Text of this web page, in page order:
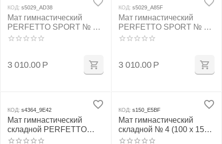
КОД: s5029_AD38
Мат гимнастический
PERFETTO SPORT № 2
(100 х 100 х 10) см сине/
3 010.00 Р
КОД: s5029_A85F
Мат гимнастический
PERFETTO SPORT № 2
(100 х 100 х 10) см
3 010.00 Р
КОД: s4364_9E42
Мат гимнастический
складной PERFETTO
SPORT № 4 (100 х 150 х
КОД: s150_E5BF
Мат гимнастический
складной № 4 (100 х 150 х
10) см красно/жёлтый